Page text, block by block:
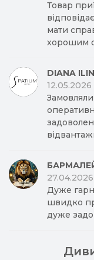
Товар
мати
хорошим
DIANA
12.05.2026
27.04.2026
Дуже
швидко
дуже